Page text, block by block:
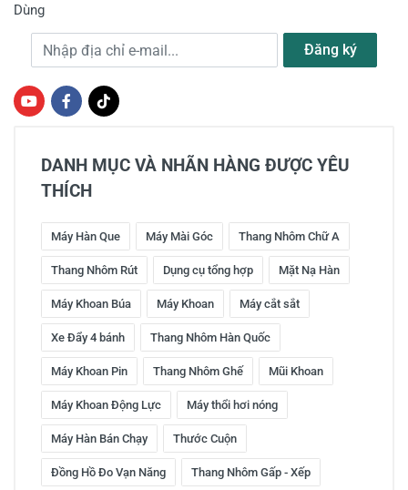
Dùng
Địa chỉ e-mail Đăng ký
DANH MỤC VÀ NHÃN HÀNG ĐƯỢC YÊU
THÍCH
Máy Hàn Que Máy Mài Góc Thang Nhôm Chữ A
Thang Nhôm Rút Dụng cụ tổng hợp Mặt Nạ Hàn
Máy Khoan Búa Máy Khoan Máy cắt sắt
Xe Đẩy 4 bánh Thang Nhôm Hàn Quốc
Máy Khoan Pin Thang Nhôm Ghế Mũi Khoan
Máy Khoan Động Lực Máy thổi hơi nóng
Máy Hàn Bán Chạy Thước Cuộn
Đồng Hồ Đo Vạn Năng Thang Nhôm Gấp - Xếp